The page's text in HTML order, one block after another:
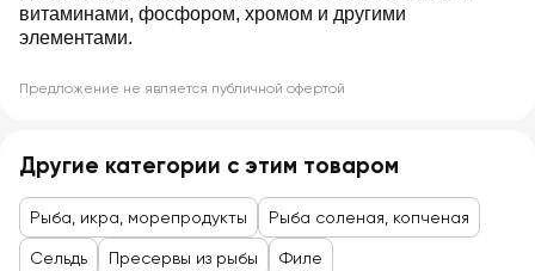
витаминами, фосфором, хромом и другими
элементами.
Предложение не является публичной офертой
Другие категории с этим товаром
Рыба, икра, морепродукты Рыба соленая, копченая
Сельдь Пресервы из рыбы Филе